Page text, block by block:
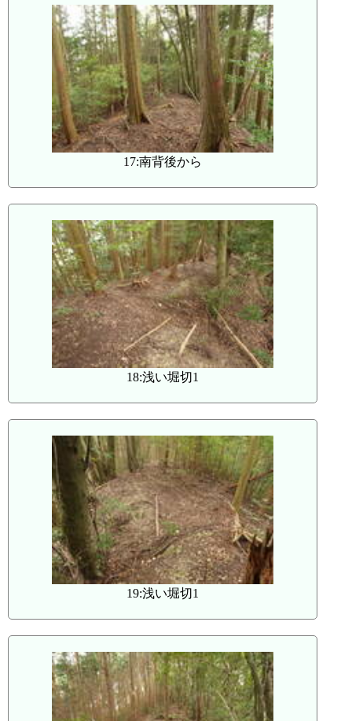
17:南背後から
18:浅い堀切1
19:浅い堀切1